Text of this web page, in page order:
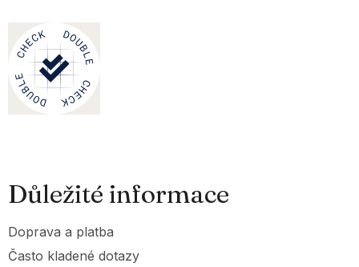
Důležité informace
Doprava a platba
Často kladené dotazy